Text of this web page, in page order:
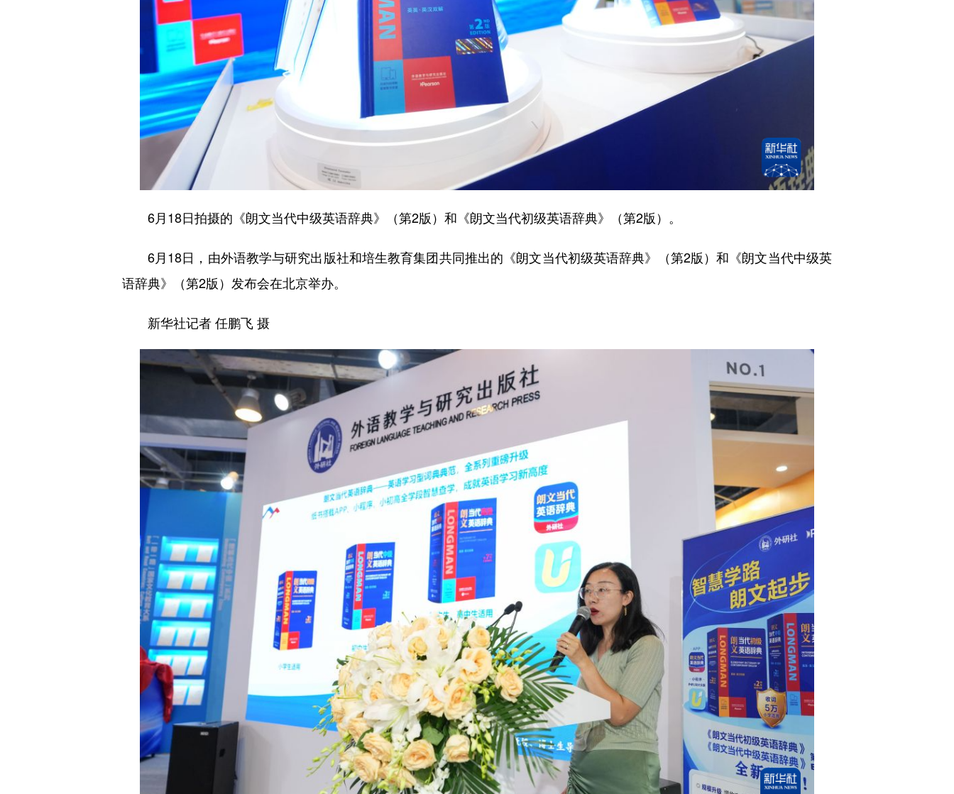
6月18日拍摄的《朗文当代中级英语辞典》（第2版）和《朗文当代初级英语辞典》（第2版）。
6月18日，由外语教学与研究出版社和培生教育集团共同推出的《朗文当代初级英语辞典》（第2版）和《朗文当代中级英
语辞典》（第2版）发布会在北京举办。
新华社记者 任鹏飞 摄